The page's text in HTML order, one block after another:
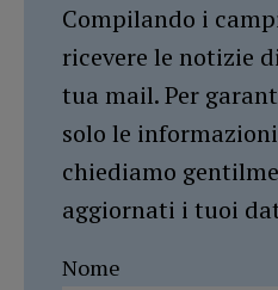
Compilando i
ricevere le notizie
tua mail. Per
solo le
chiediamo
aggiornati i tuoi
Nome